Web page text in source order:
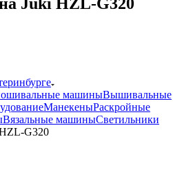
машиныВышивальные
МанекеныРаскройные
Вязальные машиныСветильники
G320